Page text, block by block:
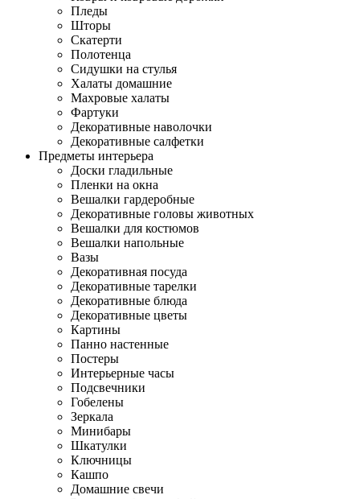
Пледы
Шторы
Скатерти
Полотенца
Сидушки на стулья
Халаты домашние
Махровые халаты
Фартуки
Декоративные наволочки
Декоративные салфетки
Предметы интерьера
Доски гладильные
Пленки на окна
Вешалки гардеробные
Декоративные головы животных
Вешалки для костюмов
Вешалки напольные
Вазы
Декоративная посуда
Декоративные тарелки
Декоративные блюда
Декоративные цветы
Картины
Панно настенные
Постеры
Интерьерные часы
Подсвечники
Гобелены
Зеркала
Минибары
Шкатулки
Ключницы
Кашпо
Домашние свечи